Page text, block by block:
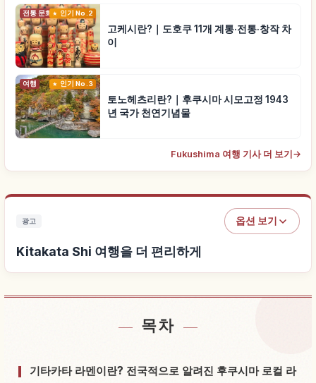
전통 문화 인기 No.2
고케시란?｜도호쿠 11개 계통·전통·창작 차
이
여행 인기 No.3
토노헤츠리란?｜후쿠시마 시모고정 1943
년 국가 천연기념물
Fukushima 여행 기사 더 보기 →
광고 옵션 보기
Kitakata Shi 여행을 더 편리하게
Kitakata Shi 근처 숙소 찾기
Kitakata Shi 체험 찾기↗
목차
기타카타 라멘이란? 전국적으로 알려진 후쿠시마 로컬 라